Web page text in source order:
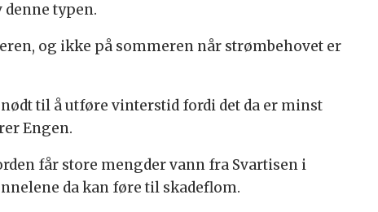
typen.
og ikke på sommeren når strømbehovet er
til å utføre vinterstid fordi det da er minst
Engen.
får store mengder vann fra Svartisen i
da kan føre til skadeflom.